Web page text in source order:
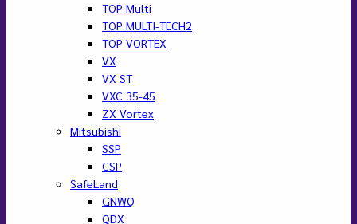
TOP Multi
TOP MULTI-TECH2
TOP VORTEX
VX
VX ST
VXC 35-45
ZX Vortex
Mitsubishi
SSP
CSP
SafeLand
GNWQ
QDX